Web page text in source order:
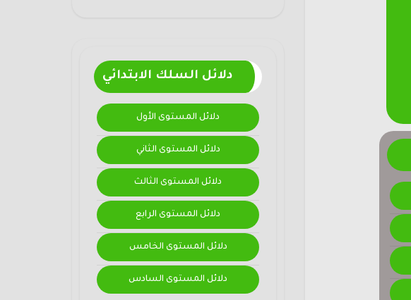
دلائل السلك الابتدائي
دلائل المستوى الأول
دلائل المستوى الثاني
دلائل المستوى الثالث
دلائل المستوى الرابع
دلائل المستوى الخامس
دلائل المستوى السادس